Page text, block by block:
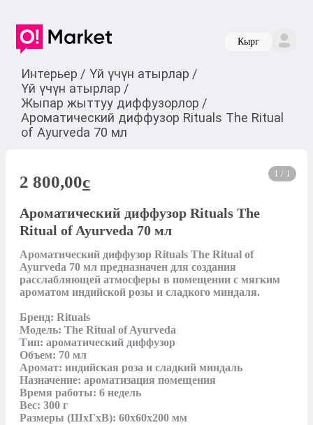
Кырг
Интерьер / Үй үчүн атырлар /
Үй үчүн атырлар /
Жыпар жыттуу диффузорлор /
Ароматический диффузор Rituals The Ritual
of Ayurveda 70 мл
1 / 1
2 800,00c
Ароматический диффузор Rituals The
Ritual of Ayurveda 70 мл
Ароматический диффузор Rituals The Ritual of
Ayurveda 70 мл предназначен для создания
расслабляющей атмосферы в помещении с мягким
ароматом индийской розы и сладкого миндаля.
Бренд: Rituals
Модель: The Ritual of Ayurveda
Тип: ароматический диффузор
Объем: 70 мл
Аромат: индийская роза и сладкий миндаль
Назначение: ароматизация помещения
Время работы: 6 недель
Вес: 300 г
Размеры (ШхГхВ): 60х60х200 мм